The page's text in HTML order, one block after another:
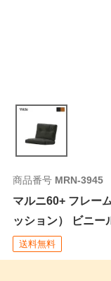
商品番号 MRN-3945
マルニ60+ フレー
ッション） ビニー
送料無料